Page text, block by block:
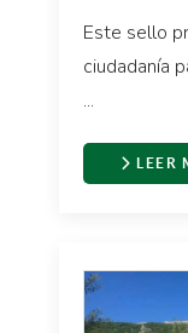
Este sello
ciudadanía
...
LEER